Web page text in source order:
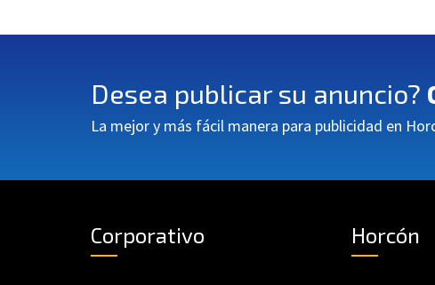
Desea publicar su anuncio?
La mejor y más fácil manera para publicidad en
Corporativo Horcón